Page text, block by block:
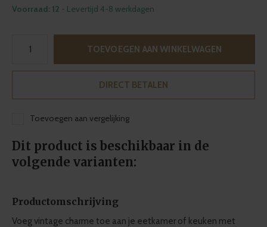
Voorraad: 12 - Levertijd 4-8 werkdagen
TOEVOEGEN AAN WINKELWAGEN
DIRECT BETALEN
Toevoegen aan vergelijking
Dit product is beschikbaar in de
volgende varianten:
Productomschrijving
Voeg vintage charme toe aan je eetkamer of keuken met